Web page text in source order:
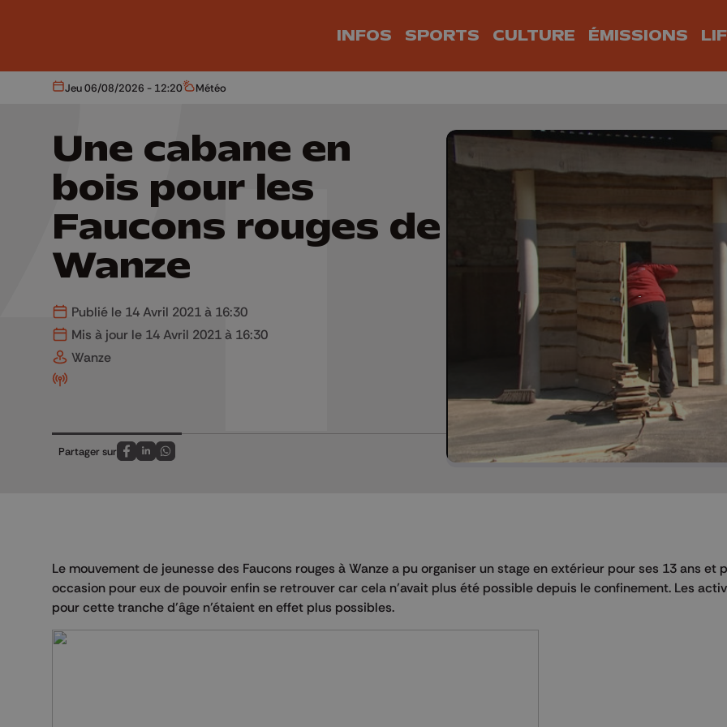
INFOS SPORTS CULTURE ÉMISSIONS
Aujourd'hui
Jeu 06/08/2026 - 12:20 Météo
Météo
Une cabane en
bois pour les
Faucons rouges de
Wanze
Publié le 14 Avril 2021 à 16:30
Mis à jour le 14 Avril 2021 à 16:30
Wanze
Partager sur
Partagez sur FaceBook
Partagez sur LinkedIn
Partagez sur Whatsapp
Le mouvement de jeunesse des Faucons rouges à Wanze a pu organiser un stage en extérieur pour ses 13 ans et
occasion pour eux de pouvoir enfin se retrouver car cela n’avait plus été possible depuis le confinement. Les
pour cette tranche d’âge n’étaient en effet plus possibles.